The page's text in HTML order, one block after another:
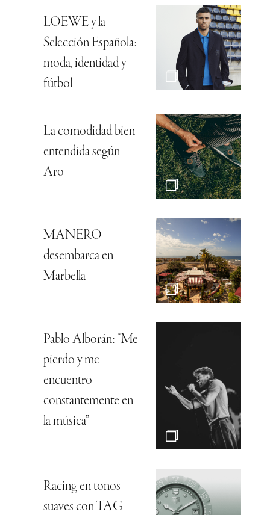
LOEWE y la
Selección Española:
moda, identidad y
fútbol
La comodidad bien
entendida según
Aro
MANERO
desembarca en
Marbella
Pablo Alborán: “Me
pierdo y me
encuentro
constantemente en
la música”
Racing en tonos
suaves con TAG